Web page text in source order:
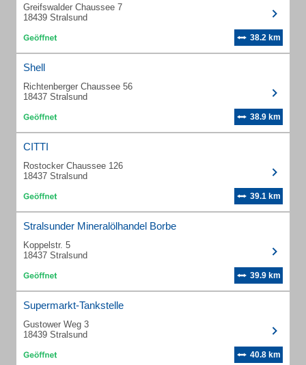
Greifswalder Chaussee 7
18439 Stralsund
38.2 km
Shell
Richtenberger Chaussee 56
18437 Stralsund
38.9 km
CITTI
Rostocker Chaussee 126
18437 Stralsund
39.1 km
Stralsunder Mineralölhandel Borbe
Koppelstr. 5
18437 Stralsund
39.9 km
Supermarkt-Tankstelle
Gustower Weg 3
18439 Stralsund
40.8 km